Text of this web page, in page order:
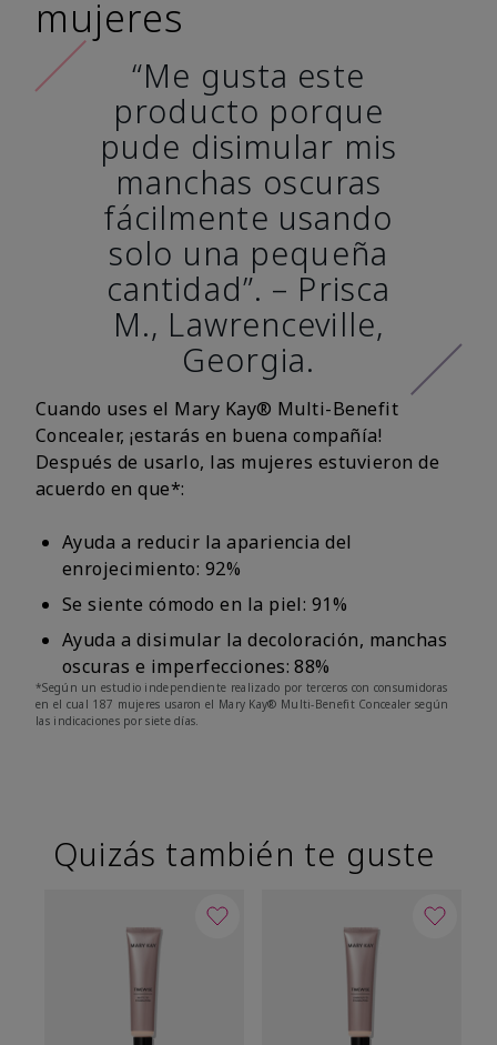
mujeres
“Me gusta este
producto porque
pude disimular mis
manchas oscuras
fácilmente usando
solo una pequeña
cantidad”. – Prisca
M., Lawrenceville,
Georgia.
Cuando uses el Mary Kay® Multi-Benefit
Concealer, ¡estarás en buena compañía!
Después de usarlo, las mujeres estuvieron de
acuerdo en que*:
Ayuda a reducir la apariencia del
enrojecimiento: 92%
Se siente cómodo en la piel: 91%
Ayuda a disimular la decoloración, manchas
oscuras e imperfecciones: 88%
*Según un estudio independiente realizado por terceros con consumidoras
en el cual 187 mujeres usaron el Mary Kay® Multi-Benefit Concealer según
las indicaciones por siete días.
Quizás también te guste